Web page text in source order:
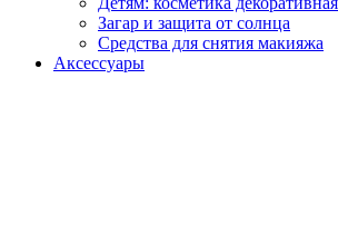
Загар и защита от солнца
Средства для снятия макияжа
Аксессуары